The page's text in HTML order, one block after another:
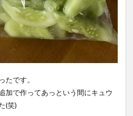
たです。
加で作ってあっという間にキュウ
(笑)